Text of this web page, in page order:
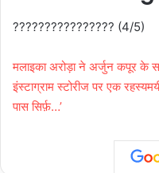
???????????????? (4/5)
मलाइका अरोड़ा ने अर्जुन कपूर के
इंस्टाग्राम स्टोरीज पर एक
पास सिर्फ़…’